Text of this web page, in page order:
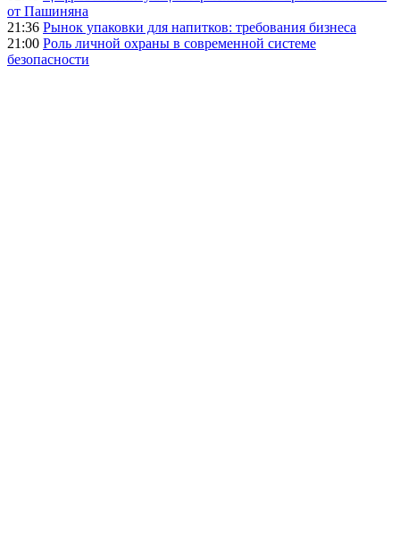
от Пашиняна
21:36 Рынок упаковки для напитков: требования бизнеса
21:00 Роль личной охраны в современной системе
безопасности